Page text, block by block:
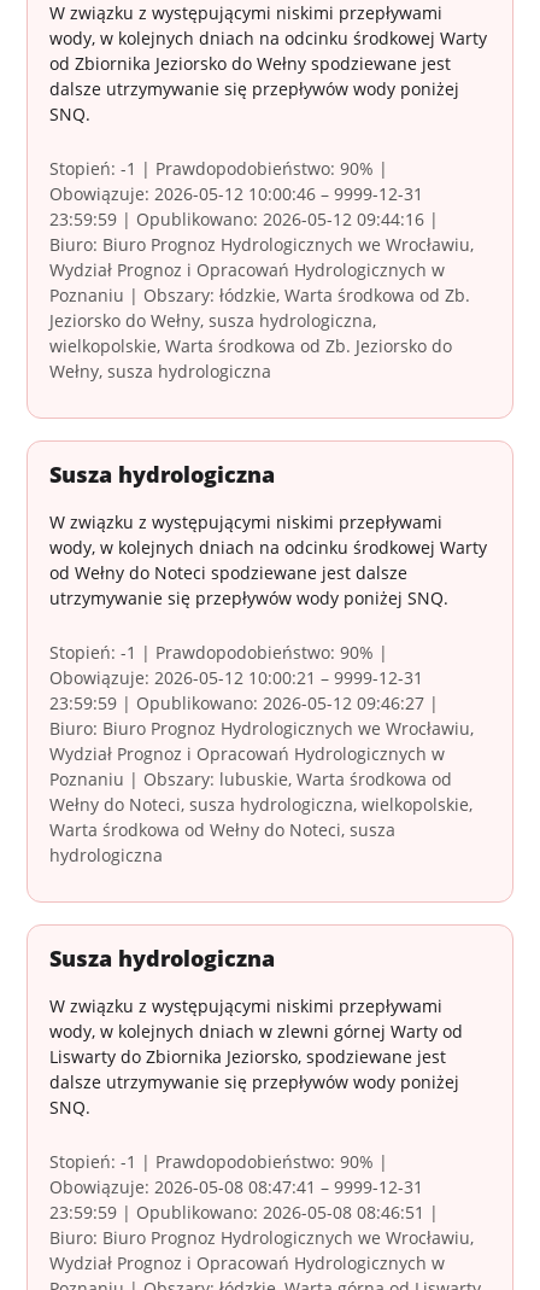
W związku z występującymi niskimi przepływami
wody, w kolejnych dniach na odcinku środkowej Warty
od Zbiornika Jeziorsko do Wełny spodziewane jest
dalsze utrzymywanie się przepływów wody poniżej
SNQ.
Stopień: -1 | Prawdopodobieństwo: 90% |
Obowiązuje: 2026-05-12 10:00:46 – 9999-12-31
23:59:59 | Opublikowano: 2026-05-12 09:44:16 |
Biuro: Biuro Prognoz Hydrologicznych we Wrocławiu,
Wydział Prognoz i Opracowań Hydrologicznych w
Poznaniu | Obszary: łódzkie, Warta środkowa od Zb.
Jeziorsko do Wełny, susza hydrologiczna,
wielkopolskie, Warta środkowa od Zb. Jeziorsko do
Wełny, susza hydrologiczna
Susza hydrologiczna
W związku z występującymi niskimi przepływami
wody, w kolejnych dniach na odcinku środkowej Warty
od Wełny do Noteci spodziewane jest dalsze
utrzymywanie się przepływów wody poniżej SNQ.
Stopień: -1 | Prawdopodobieństwo: 90% |
Obowiązuje: 2026-05-12 10:00:21 – 9999-12-31
23:59:59 | Opublikowano: 2026-05-12 09:46:27 |
Biuro: Biuro Prognoz Hydrologicznych we Wrocławiu,
Wydział Prognoz i Opracowań Hydrologicznych w
Poznaniu | Obszary: lubuskie, Warta środkowa od
Wełny do Noteci, susza hydrologiczna, wielkopolskie,
Warta środkowa od Wełny do Noteci, susza
hydrologiczna
Susza hydrologiczna
W związku z występującymi niskimi przepływami
wody, w kolejnych dniach w zlewni górnej Warty od
Liswarty do Zbiornika Jeziorsko, spodziewane jest
dalsze utrzymywanie się przepływów wody poniżej
SNQ.
Stopień: -1 | Prawdopodobieństwo: 90% |
Obowiązuje: 2026-05-08 08:47:41 – 9999-12-31
23:59:59 | Opublikowano: 2026-05-08 08:46:51 |
Biuro: Biuro Prognoz Hydrologicznych we Wrocławiu,
Wydział Prognoz i Opracowań Hydrologicznych w